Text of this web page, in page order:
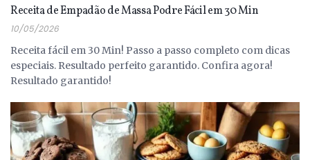
Receita de Empadão de Massa Podre Fácil em 30 Min
10/05/2026
Receita fácil em 30 Min! Passo a passo completo com dicas
especiais. Resultado perfeito garantido. Confira agora!
Resultado garantido!